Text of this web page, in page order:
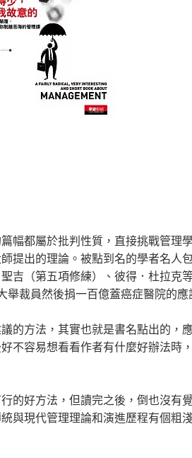
幅都屬於批判性質，直接挑戰管理
提出的理論。被點到名的學者名人
吉（第五項修練）、彼得．杜拉克
裁員然後捐一百億蓋癌症醫院的應
的方法，其實也就是書名點出的，
不容易想看看作者有什麼好辦法時
的好方法，但讀完之後，倒也沒有
與現代管理理論和演進歷程有個粗